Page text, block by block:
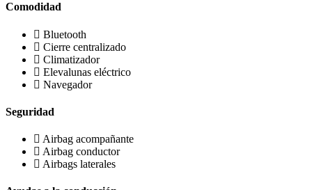
Comodidad
Bluetooth
Cierre centralizado
Climatizador
Elevalunas eléctrico
Navegador
Seguridad
Airbag acompañante
Airbag conductor
Airbags laterales